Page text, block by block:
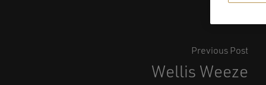
Previous Post
Wellis Weeze